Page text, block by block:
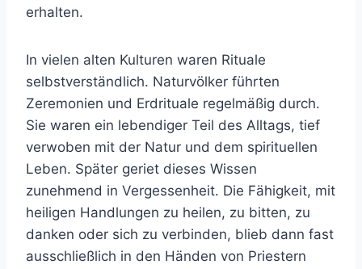
erhalten.
In vielen alten Kulturen waren Rituale
selbstverständlich. Naturvölker führten
Zeremonien und Erdrituale regelmäßig durch.
Sie waren ein lebendiger Teil des Alltags, tief
verwoben mit der Natur und dem spirituellen
Leben. Später geriet dieses Wissen
zunehmend in Vergessenheit. Die Fähigkeit, mit
heiligen Handlungen zu heilen, zu bitten, zu
danken oder sich zu verbinden, blieb dann fast
ausschließlich in den Händen von Priestern